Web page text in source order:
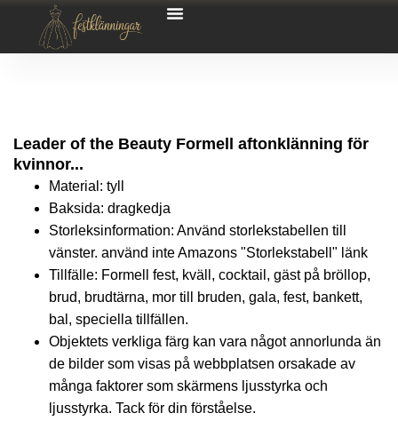
Leader of the Beauty Formell aftonklänning för
kvinnor...
Material: tyll
Baksida: dragkedja
Storleksinformation: Använd storlekstabellen till
vänster. använd inte Amazons "Storlekstabell" länk
Tillfälle: Formell fest, kväll, cocktail, gäst på bröllop,
brud, brudtärna, mor till bruden, gala, fest, bankett,
bal, speciella tillfällen.
Objektets verkliga färg kan vara något annorlunda än
de bilder som visas på webbplatsen orsakade av
många faktorer som skärmens ljusstyrka och
ljusstyrka. Tack för din förståelse.